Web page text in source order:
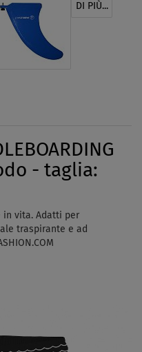
DI PIÙ...
- taglia:
in vita. Adatti per
traspirante e ad